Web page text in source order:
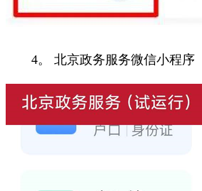
4。 北京政务服务微信小程序